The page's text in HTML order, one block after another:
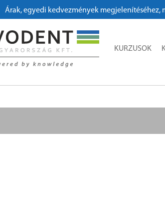
Árak, egyedi kedvezmények megjelenítéséhez,
KURZUSOK